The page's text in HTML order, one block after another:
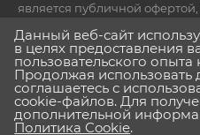
является публичной
Статьи 437(2)
Данный веб-сайт
в целях предоставления
пользовательского
Продолжая использовать
соглашаетесь с
cookie-файлов. Для
дополнительной
Политика Cookie.